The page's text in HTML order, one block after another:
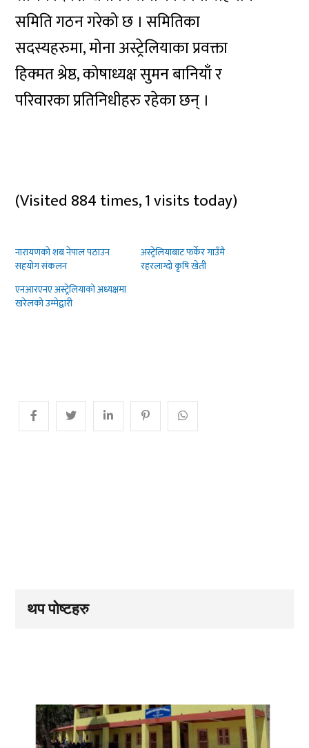
समिति गठन गरेको छ । समितिका
सदस्यहरुमा, मोना अस्ट्रेलियाका प्रवक्ता
हिक्मत श्रेष्ठ, कोषाध्यक्ष सुमन बानियाँ र
परिवारका प्रतिनिधीहरु रहेका छन् ।
(Visited 884 times, 1 visits today)
नारायणको शब नेपाल पठाउन
सहयोग संकलन
अस्ट्रेलियाबाट फर्केर गाउँमै
रहरलाग्दो कृषि खेती
एनआरएनए अस्ट्रेलियाको अध्यक्षमा
खरेलको उम्मेद्वारी
थप पोष्टहरु